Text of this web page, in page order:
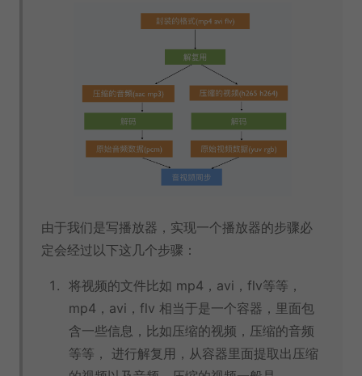
由于我们是写播放器，实现一个播放器的步骤必
定会经过以下这几个步骤：
将视频的文件比如 mp4，avi，flv等等，
mp4，avi，flv 相当于是一个容器，里面包
含一些信息，比如压缩的视频，压缩的音频
等等， 进行解复用，从容器里面提取出压缩